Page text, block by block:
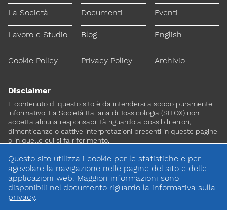
La Società
Documenti Eventi
Lavoro e Studio Blog English
Cookie Policy Privacy Policy Archivio
Disclaimer
Il contenuto di questo sito è da intendersi a scopo puramente
informativo. La Società Italiana di Tossicologia (SITOX) non
accetta alcuna responsabilità riguardo a possibili errori,
dimenticanze o cattive interpretazioni presenti in queste pagine
o in quelle cui si fa riferimento.
Per maggiori informazioni e
approfondimenti
CONTATTACI
Dona il 5 per 1000 a SITOX
Questo sito utilizza i cookie per le statistiche e per
agevolare la navigazione nelle pagine del sito e delle
applicazioni web. Maggiori informazioni sono
disponibili nel documento riguardo la informativa sulla
privacy.